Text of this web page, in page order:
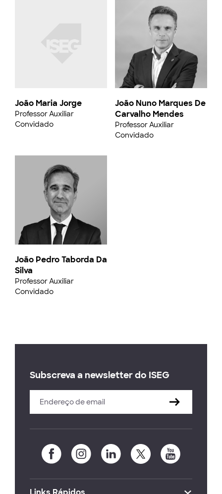
João Maria Jorge
Professor Auxiliar
Convidado
João Pedro Taborda Da
Silva
Professor Auxiliar
Convidado
João Nuno Marques De
Carvalho Mendes
Professor Auxiliar
Convidado
Subscreva a newsletter do ISEG